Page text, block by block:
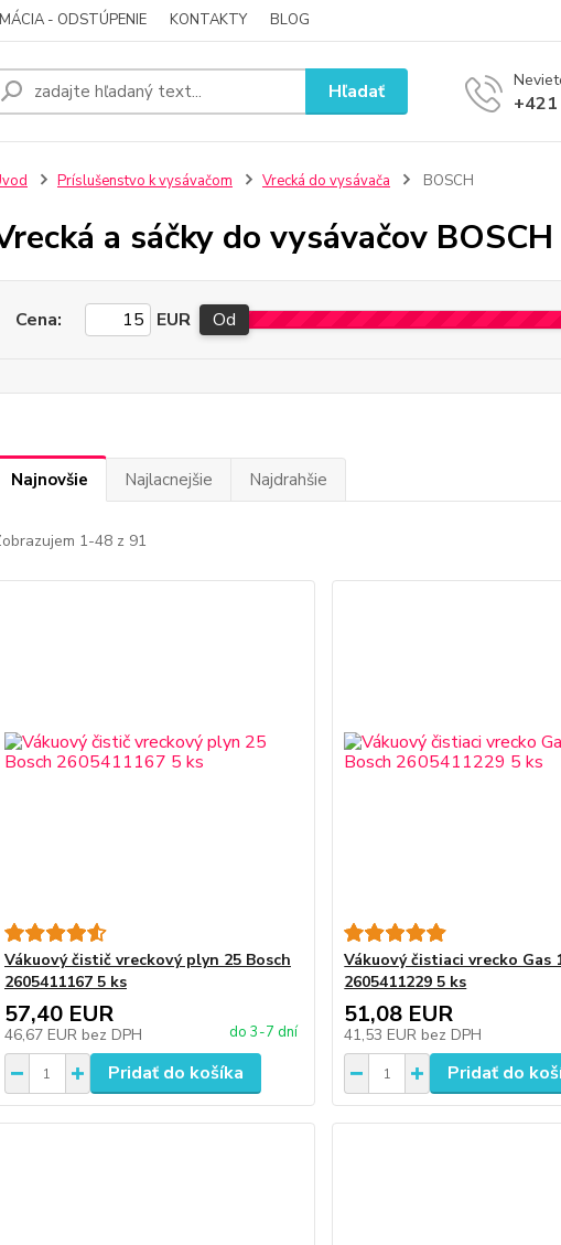
- ODSTÚPENIE KONTAKTY BLOG
Hľadať
Príslušenstvo k vysávačom Vrecká do vysávača BOSCH
a sáčky do vysávačov BOSCH
Cena: EUR Od
Najnovšie Najlacnejšie Najdrahšie
1-48 z 91
Vákuový čistič vreckový plyn 25 Bosch
2605411167 5 ks
57,40 EUR
46,67 EUR bez DPH do 3-7 dní
Pridať do košíka
Vákuový čistiaci vrecko Gas
2605411229 5 ks
51,08 EUR
41,53 EUR bez DPH
Pridať do